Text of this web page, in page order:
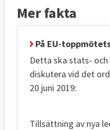
Mer fakta
På EU-
Detta ska stats-
diskutera vid det
20 juni 2019:
Tillsättning av nya